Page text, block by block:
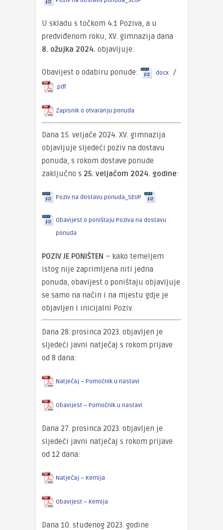
U skladu s točkom 4.1 Poziva, a u
predviđenom roku, XV. gimnazija dana
8. ožujka 2024. objavljuje:
Obavijest o odabiru ponude: .docx /
.pdf
Zapisnik o otvaranju ponuda
Dana 15. veljače 2024. XV. gimnazija
objavljuje sljedeći poziv na dostavu
ponuda, s rokom dostave ponude
zaključno s 25. veljačom 2024. godine:
Poziv na dostavu ponuda_SEUP
Obavijest o poništaju Poziva na dostavu
ponuda
POZIV JE PONIŠTEN – kako temeljem
istog nije zaprimljena niti jedna
ponuda, obavijest o poništaju objavljuje
se samo na način i na mjestu gdje je
objavljen i inicijalni Poziv.
Dana 28. prosinca 2023. objavljen je
sljedeći javni natječaj s rokom prijave
od 8 dana:
Natječaj – Pomoćnik u nastavi
Obavijest – Pomoćnik u nastavi
Dana 27. prosinca 2023. objavljen je
sljedeći javni natječaj s rokom prijave
od 12 dana:
Natječaj – Kemija
Obavijest – Kemija
Dana 10. studenog 2023. godine